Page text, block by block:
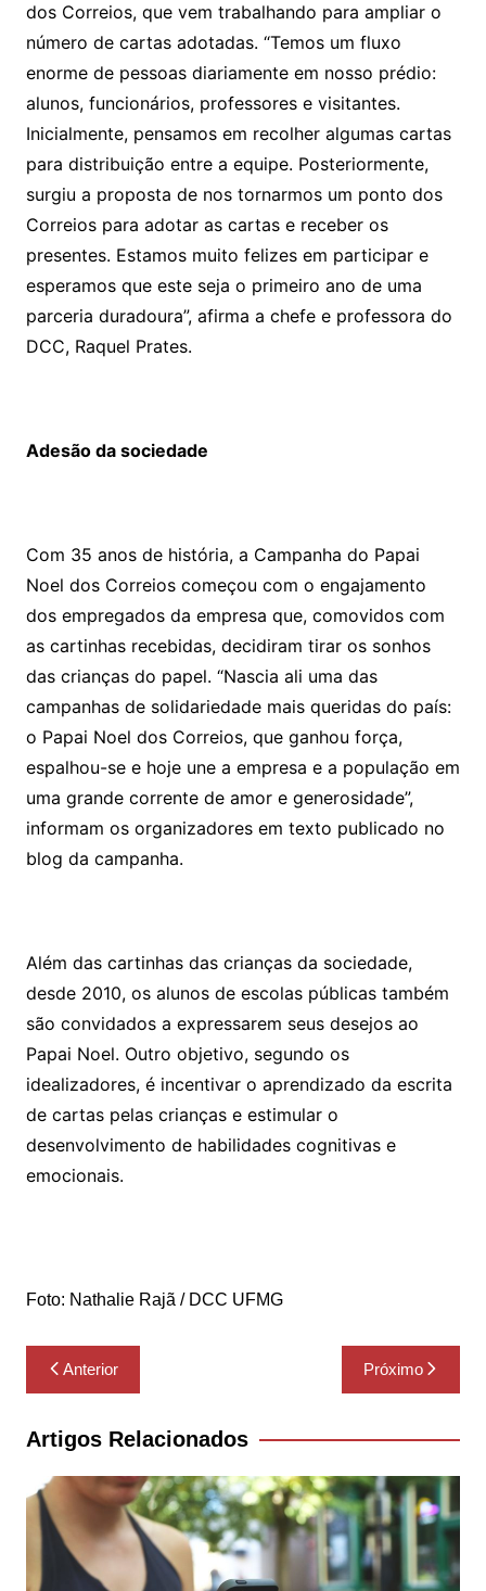
dos Correios, que vem trabalhando para ampliar o
número de cartas adotadas. “Temos um fluxo
enorme de pessoas diariamente em nosso prédio:
alunos, funcionários, professores e visitantes.
Inicialmente, pensamos em recolher algumas cartas
para distribuição entre a equipe. Posteriormente,
surgiu a proposta de nos tornarmos um ponto dos
Correios para adotar as cartas e receber os
presentes. Estamos muito felizes em participar e
esperamos que este seja o primeiro ano de uma
parceria duradoura”, afirma a chefe e professora do
DCC, Raquel Prates.
Adesão da sociedade
Com 35 anos de história, a Campanha do Papai
Noel dos Correios começou com o engajamento
dos empregados da empresa que, comovidos com
as cartinhas recebidas, decidiram tirar os sonhos
das crianças do papel. “Nascia ali uma das
campanhas de solidariedade mais queridas do país:
o Papai Noel dos Correios, que ganhou força,
espalhou-se e hoje une a empresa e a população em
uma grande corrente de amor e generosidade”,
informam os organizadores em texto publicado no
blog da campanha.
Além das cartinhas das crianças da sociedade,
desde 2010, os alunos de escolas públicas também
são convidados a expressarem seus desejos ao
Papai Noel. Outro objetivo, segundo os
idealizadores, é incentivar o aprendizado da escrita
de cartas pelas crianças e estimular o
desenvolvimento de habilidades cognitivas e
emocionais.
Foto: Nathalie Rajã / DCC UFMG
Navegação
de
Post
Anterior Próximo
Artigos Relacionados